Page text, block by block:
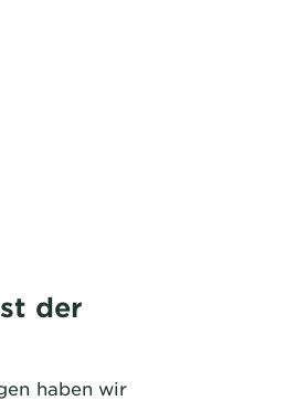
der
haben wir